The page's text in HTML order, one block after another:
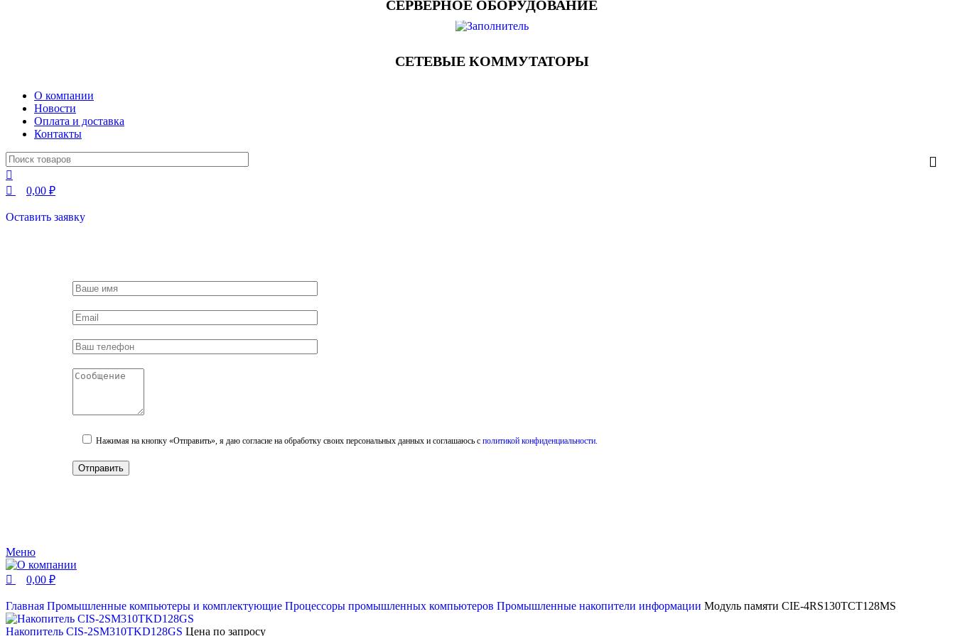
СЕРВЕРНОЕ ОБОРУДОВАНИЕ
СЕТЕВЫЕ КОММУТАТОРЫ
О компании
Новости
Оплата и доставка
Контакты
0,00 ₽
Оставить заявку
Нажимая на кнопку «Отправить», я даю согласие на обработку своих персональных данных и соглашаюсь с политикой конфиденциальности.
Меню
0,00 ₽
Главная Промышленные компьютеры и комплектующие Процессоры промышленных компьютеров Промышленные накопители информации Модуль памяти CIE-4RS130TCT128MS
Накопитель CIS-2SM310TKD128GS Цена по запросу